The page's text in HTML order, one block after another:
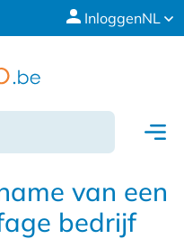
InloggenNL
van een
bedrijf